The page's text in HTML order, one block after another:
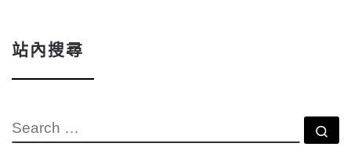
站內搜尋
SEARCH